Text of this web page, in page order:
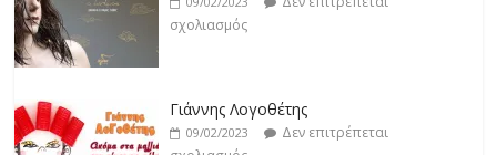
σχολιασμός
Γιάννης Λογοθέτης
09/02/2023
Δεν επιτρέπεται